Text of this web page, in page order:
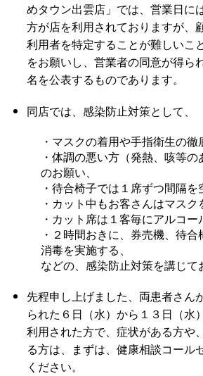
めタウン出雲店」では、営業日に
方が店を利用されておりますが、
利用者を特定することが難しいこ
をお願いし、営業者の同意が得ら
名を公表するものであります。
同店では、感染防止対策として、
・マスクの着用や手指衛生の徹
・体調の悪い方（発熱、咳等
のお願い、
・待合椅子では１席ずつ間隔を
・カット中もお客さんはマスク
・カット席は１客毎にアルコー
・２時間おきに、券売機、待
消毒を実施する、
などの、感染防止対策を講じて
先程申し上げました、両患者さん
られた６日（水）から１３日（水
利用された方で、症状がある方や
る方は、まずは、健康相談コール
ください。